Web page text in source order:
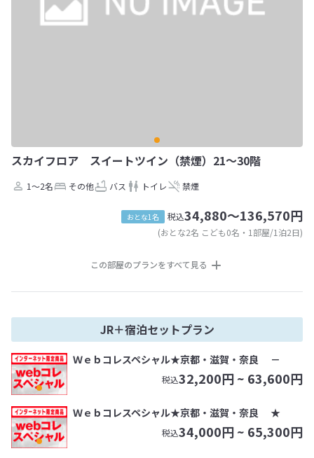
スカイフロア スイートツイン（禁煙）21～30階
1～2名 その他 バス トイレ 禁煙
おとな1名 税込34,880～136,570円
(おとな2名 こども0名・1部屋/1泊2日)
この部屋のプランをすべて見る
JR＋宿泊セットプラン
Ｗｅｂコレスペシャル★京都・滋賀・奈良 －
税込32,200円 ~ 63,600円
Ｗｅｂコレスペシャル★京都・滋賀・奈良 ★
税込34,000円 ~ 65,300円